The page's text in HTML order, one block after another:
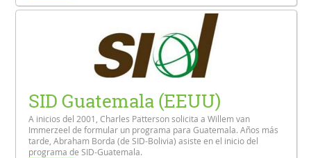
SID Guatemala (EEUU)
A inicios del 2001, Charles Patterson solicita a Willem van
Immerzeel de formular un programa para Guatemala. Años más
tarde, Abraham Borda (de SID-Bolivia) asiste en el inicio del
programa de SID-Guatemala.